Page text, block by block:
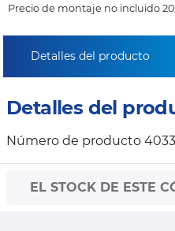
Precio de montaje no incluido
Detalles del producto
Detalles del
Número de producto
EL STOCK DE ESTE